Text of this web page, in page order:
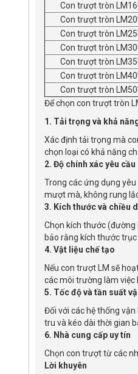
Con trượt tròn
Con trượt tròn
Con trượt tròn
Con trượt tròn
Con trượt tròn
Con trượt tròn
Con trượt tròn
Để chọn con trượt tròn
1. Tải trọng và khả
Xác định tải trọng mà
chọn loại có khả năng
2. Độ chính xác yêu cầu
Trong các ứng dụng
mượt mà, không rung
3. Kích thước và chiều
Chọn kích thước (đường
bảo rằng kích thước
4. Vật liệu chế tạo
Nếu con trượt LM sẽ
các môi trường làm việc
5. Tốc độ và tần suất
Đối với các hệ thống
tru và kéo dài thời gian
6. Nhà cung cấp uy tín
Chọn con trượt từ các
Lời khuyên